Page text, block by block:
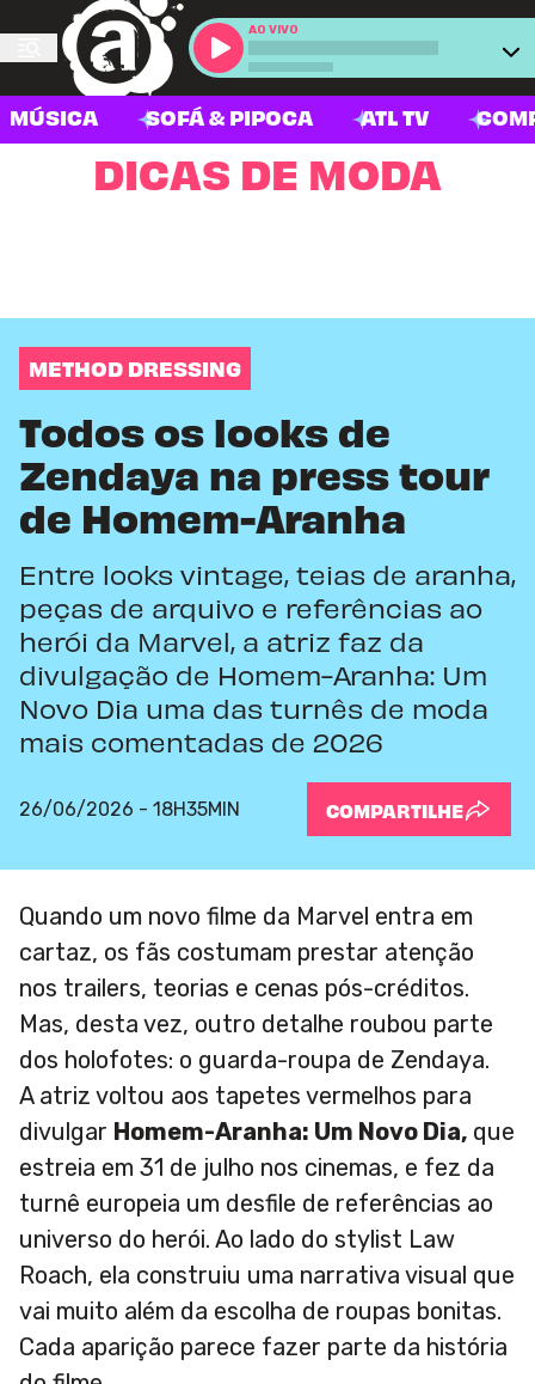
AO VIVO
MÚSICA SOFÁ & PIPOCA ATL TV
DICAS DE MODA
METHOD DRESSING
Todos os looks de
Zendaya na press tour
de Homem-Aranha
Entre looks vintage, teias de aranha,
peças de arquivo e referências ao
herói da Marvel, a atriz faz da
divulgação de Homem-Aranha: Um
Novo Dia uma das turnês de moda
mais comentadas de 2026
26/06/2026 - 18H35MIN COMPARTILHE
Quando um novo filme da Marvel entra em
cartaz, os fãs costumam prestar atenção
nos trailers, teorias e cenas pós-créditos.
Mas, desta vez, outro detalhe roubou parte
dos holofotes: o guarda-roupa de Zendaya.
A atriz voltou aos tapetes vermelhos para
divulgar Homem-Aranha: Um Novo Dia, que
estreia em 31 de julho nos cinemas, e fez da
turnê europeia um desfile de referências ao
universo do herói. Ao lado do stylist Law
Roach, ela construiu uma narrativa visual que
vai muito além da escolha de roupas bonitas.
Cada aparição parece fazer parte da história